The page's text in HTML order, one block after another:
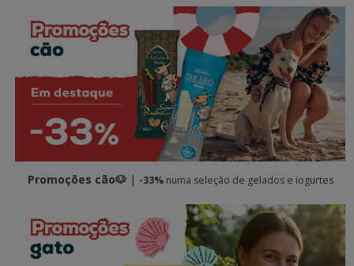
Promoções cão🐶 | -33%numa seleção de gelados e iogurtes